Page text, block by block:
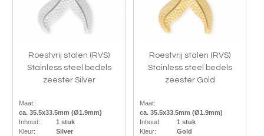
Roestvrij stalen (RVS)
Stainless steel bedels
zeester Silver
Maat:
ca. 35.5x33.5mm (Ø1.9mm)
Inhoud:
1 stuk
Kleur:
Silver
Roestvrij stalen (RVS)
Stainless steel bedels
zeester Gold
Maat:
ca. 35.5x33.5mm (Ø1.9mm)
Inhoud:
1 stuk
Kleur:
Gold